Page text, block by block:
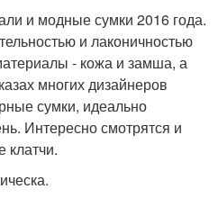
и модные сумки 2016 года.
и лаконичностью
- кожа и замша, а
многих дизайнеров
сумки, идеально
Интересно смотрятся и
клатчи.